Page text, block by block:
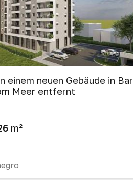
einem neuen Gebäude in Bar
Meer entfernt
m²